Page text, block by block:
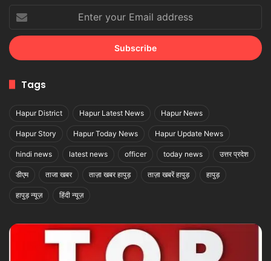
your
Email
address
Tags
Hapur District Hapur Latest News Hapur News
Hapur Story Hapur Today News Hapur Update News
hindi news latest news officer today news उत्तर प्रदेश
डीएम ताजा खबर ताज़ा खबर हापुड़ ताज़ा खबरें हापुड़ हापुड़
हापुड़ न्यूज़ हिंदी न्यूज़